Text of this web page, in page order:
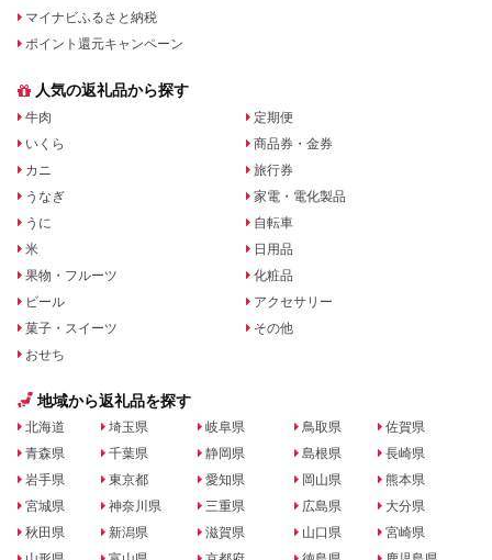
マイナビふるさと納税
ポイント還元キャンペーン
人気の返礼品から探す
牛肉
いくら
カニ
うなぎ
うに
米
果物・フルーツ
ビール
菓子・スイーツ
おせち
定期便
商品券・金券
旅行券
家電・電化製品
自転車
日用品
化粧品
アクセサリー
その他
地域から返礼品を探す
北海道
青森県
岩手県
宮城県
秋田県
埼玉県
千葉県
東京都
神奈川県
新潟県
岐阜県
静岡県
愛知県
三重県
滋賀県
鳥取県
島根県
岡山県
広島県
山口県
佐賀県
長崎県
熊本県
大分県
宮崎県